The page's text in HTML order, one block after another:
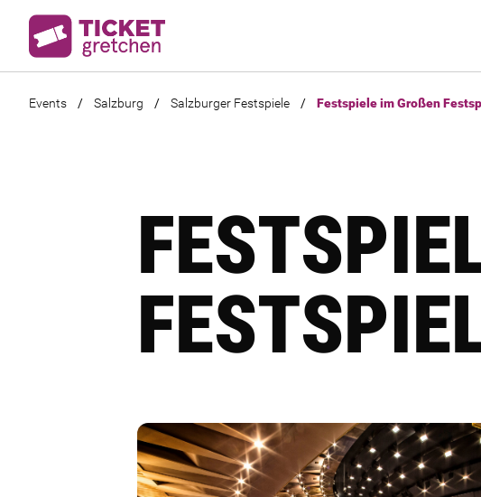
Events / Salzburg / Salzburger Festspiele / Festspiele im Großen